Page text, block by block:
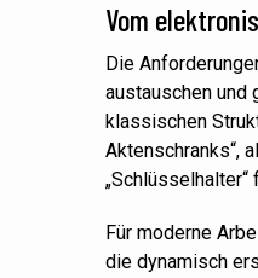
Vom
Die
austauschen und
klassischen
Aktenschranks“,
„Schlüsselhalter“
Für moderne
die dynamisch